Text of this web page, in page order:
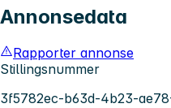
Annonsedata
Rapporter annonse
Stillingsnummer
3f5782ec-b63d-4b23-